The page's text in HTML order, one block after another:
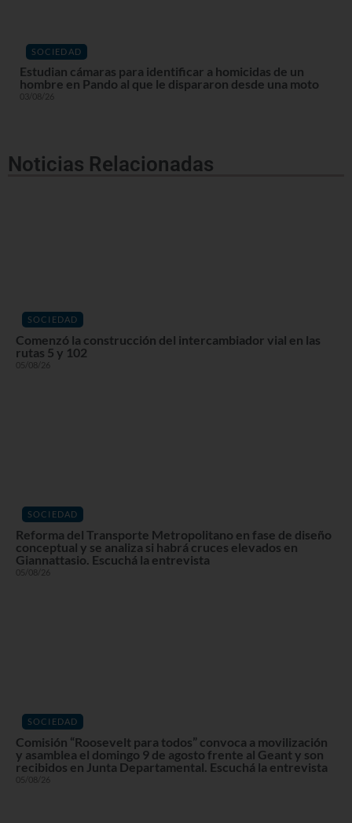
SOCIEDAD
Estudian cámaras para identificar a homicidas de un
hombre en Pando al que le dispararon desde una moto
03/08/26
Noticias Relacionadas
SOCIEDAD
Comenzó la construcción del intercambiador vial en las
rutas 5 y 102
05/08/26
SOCIEDAD
Reforma del Transporte Metropolitano en fase de diseño
conceptual y se analiza si habrá cruces elevados en
Giannattasio. Escuchá la entrevista
05/08/26
SOCIEDAD
Comisión “Roosevelt para todos” convoca a movilización
y asamblea el domingo 9 de agosto frente al Geant y son
recibidos en Junta Departamental. Escuchá la entrevista
05/08/26